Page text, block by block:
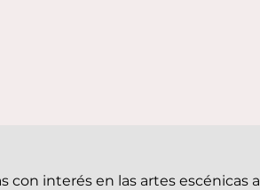
con interés en las artes escénicas a